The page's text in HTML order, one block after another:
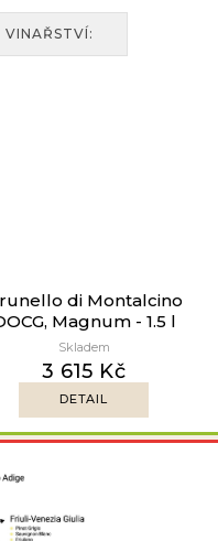
di Montalcino
Magnum - 1.5 l
Skladem
3 615 Kč
DETAIL